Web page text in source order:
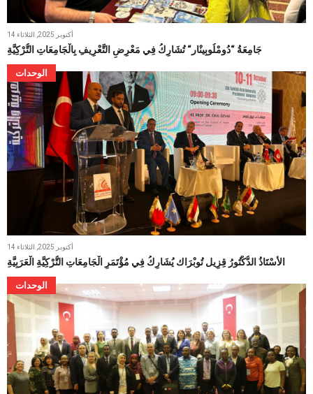
14 أكتوبر 2025, الثلاثاء
جَامِعَةُ “دُومْلُوبِينْار“ تُشَارِكُ فِي مَعْرِضِ التَّعْرِيفِ بِالْجَامِعَاتِ التُّرْكِيَّةِ
الوحدات
14 أكتوبر 2025, الثلاثاء
الأُسْتَاذُ الدُّكْتُورُ قِزِيل تُوبْرَاك يُشَارِكُ فِي مُؤْتَمَرِ الْجَامِعَاتِ التُّرْكِيَّةِ الْعَرَبِيَّةِ
الوحدات